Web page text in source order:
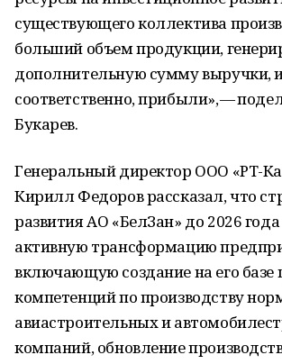
существующего коллектива
больший объем продукции,
дополнительную сумму выручки,
соответственно, прибыли», —
Букарев.
Генеральный директор ООО «РТ-
Кирилл Федоров рассказал, что
развитияАО «БелЗан» до 2026
активную трансформацию
включающую создание на его базе
компетенций по производству
авиастроительных и
компаний, обновление